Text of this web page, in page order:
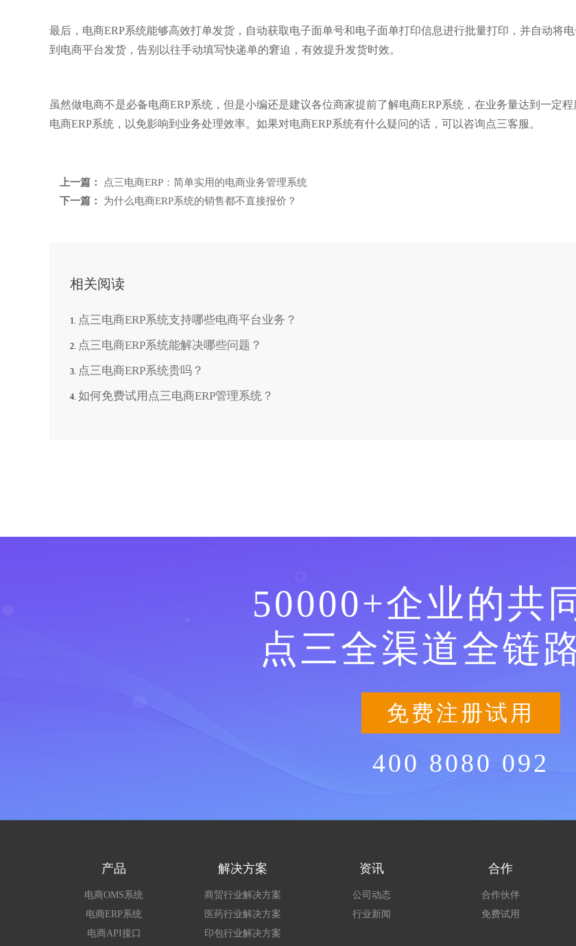
最后，电商ERP系统能够高效打单发货，自动获取电子面单号和电子面单打印信息进行批量打印，并自动将
到电商平台发货，告别以往手动填写快递单的窘迫，有效提升发货时效。
虽然做电商不是必备电商ERP系统，但是小编还是建议各位商家提前了解电商ERP系统，在业务量达到一定
电商ERP系统，以免影响到业务处理效率。如果对电商ERP系统有什么疑问的话，可以咨询点三客服。
上一篇：
点三电商ERP：简单实用的电商业务管理系统
下一篇：
为什么电商ERP系统的销售都不直接报价？
相关阅读
点三电商ERP系统支持哪些电商平台业务？
点三电商ERP系统能解决哪些问题？
点三电商ERP系统贵吗？
如何免费试用点三电商ERP管理系统？
50000+企业的共
点三全渠道全链
免费注册试用
400 8080 092
产品
电商OMS系统
电商ERP系统
电商API接口
解决方案
商贸行业解决方案
医药行业解决方案
印包行业解决方案
资讯
公司动态
行业新闻
合作
合作伙伴
免费试用